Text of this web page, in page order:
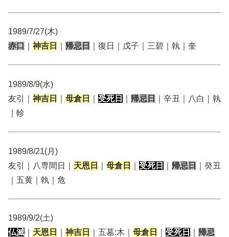
1989/7/27(木)
赤口
神吉日 帰忌日 ｜復日｜戊子｜三碧｜執｜奎
1989/8/9(水)
友引｜ 神吉日 母倉日 受死日 帰忌日
｜辛丑｜八白｜執
｜軫
1989/8/21(月)
友引｜八専間日｜ 天恩日 母倉日 受死日 帰忌日
｜癸丑
｜五黄｜執｜危
1989/9/2(土)
仏滅
天恩日 神吉日 ｜五墓:木｜ 母倉日 受死日 帰忌